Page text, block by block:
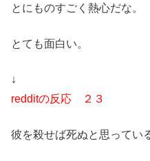
とにものすごく熱心だな。
とても面白い。
↓
redditの反応 ２３
彼を殺せば死ぬと思ってい